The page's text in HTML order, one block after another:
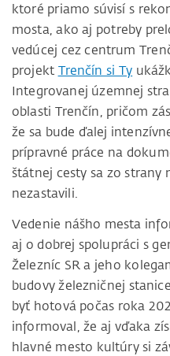
ktoré priamo súvisí s
mosta, ako aj potreby
vedúcej cez centrum
projekt Trenčín si Ty
Integrovanej územnej
oblasti Trenčín, pričom
že sa bude ďalej
prípravné práce na
štátnej cesty sa zo strany
nezastavili.
Vedenie nášho mesta
aj o dobrej spolupráci s
Železníc SR a jeho
budovy železničnej
byť hotová počas roka
informoval, že aj vďaka
hlavné mesto kultúry si